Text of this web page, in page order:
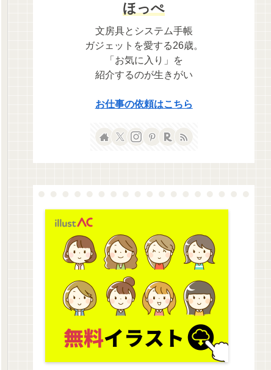
ほっぺ
文房具とシステム手帳
ガジェットを愛する26歳。
「お気に入り」を
紹介するのが生きがい
お仕事の依頼はこちら